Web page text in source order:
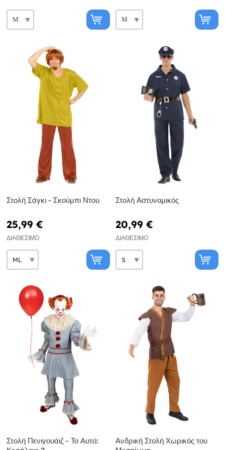
Στολή Σάγκι - Σκούμπι Ντου
25,99 €
ΔΙΑΘΈΣΙΜΟ
Στολή Αστυνομικός
20,99 €
ΔΙΑΘΈΣΙΜΟ
Στολή Πενιγουάιζ - Το Αυτό:
Ανδρική Στολή Χωρικός του